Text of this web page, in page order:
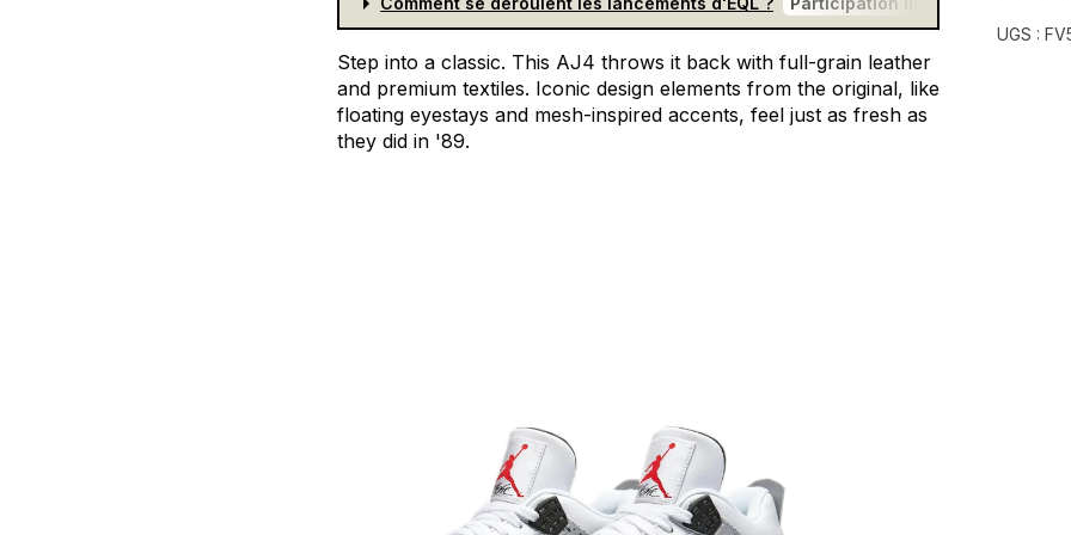
Step into a classic. This AJ4 throws it back with full-grain leather
and premium textiles. Iconic design elements from the original, like
floating eyestays and mesh-inspired accents, feel just as fresh as
they did in '89.
UGS :